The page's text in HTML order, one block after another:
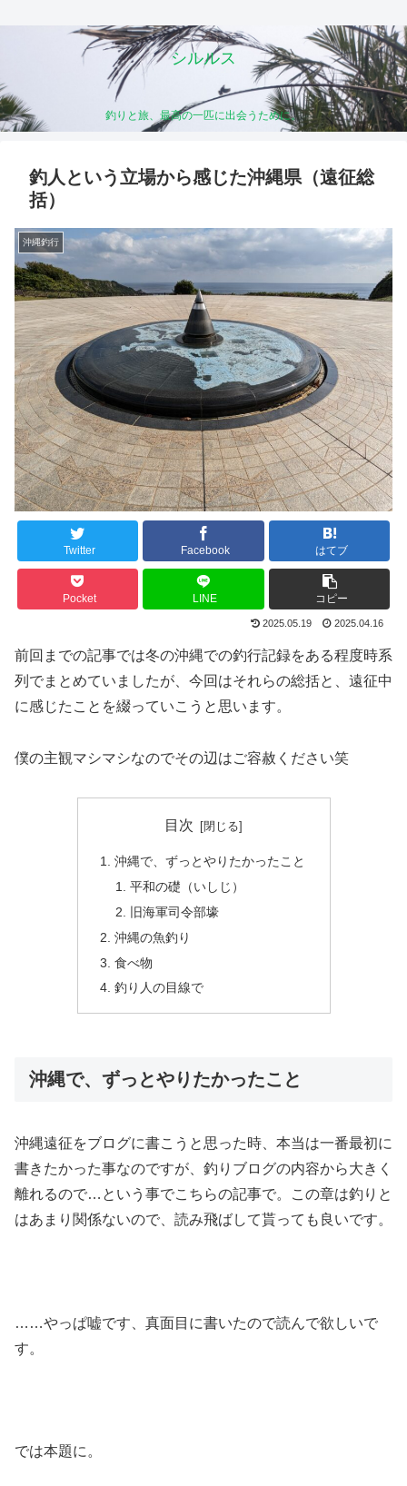
シルルス
釣りと旅、最高の一匹に出会うために。
釣人という立場から感じた沖縄県（遠征総
括）
沖縄釣行
Twitter Facebook はてブ
Pocket LINE コピー
2025.05.19 2025.04.16
前回までの記事では冬の沖縄での釣行記録をある程度時系
列でまとめていましたが、今回はそれらの総括と、遠征中
に感じたことを綴っていこうと思います。
僕の主観マシマシなのでその辺はご容赦ください笑
目次
沖縄で、ずっとやりたかったこと
平和の礎（いしじ）
旧海軍司令部壕
沖縄の魚釣り
食べ物
釣り人の目線で
沖縄で、ずっとやりたかったこと
沖縄遠征をブログに書こうと思った時、本当は一番最初に
書きたかった事なのですが、釣りブログの内容から大きく
離れるので…という事でこちらの記事で。この章は釣りと
はあまり関係ないので、読み飛ばして貰っても良いです。
……やっぱ嘘です、真面目に書いたので読んで欲しいで
す。
では本題に。